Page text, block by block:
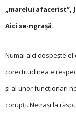
„marelui afacerist”,
Aici se-ngraşă.
Numai aici dospeşte
corectitudinea e
şi al unor funcţionari
corupţi. Netrași la